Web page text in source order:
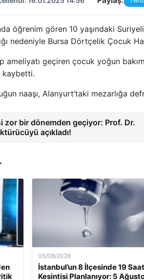
öğrenim gören 10 yaşındaki
nedeniyle Bursa Dörtçelik Çocuk
geçiren çocuk yoğun
kaybetti.
naaşı, Alanyurt’taki mezarlığa
bir dönemden geçiyor: Prof. Dr.
açıkladı!
05/08/2026
İstanbul’un 8 İlçesinde 19
Kesintisi Planlanıyor: 5